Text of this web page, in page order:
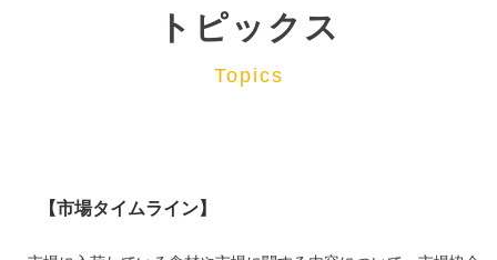
トピックス
Topics
【市場タイムライン】